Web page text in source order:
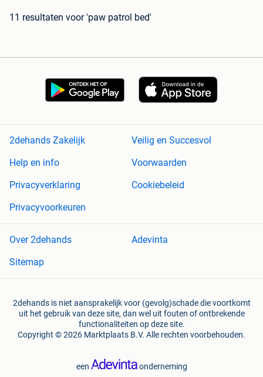
11 resultaten voor 'paw patrol bed'
2dehands Zakelijk
Veilig en Succesvol
Help en info
Voorwaarden
Privacyverklaring
Cookiebeleid
Privacyvoorkeuren
Over 2dehands
Adevinta
Sitemap
2dehands is niet aansprakelijk voor (gevolg)schade die voortkomt
uit het gebruik van deze site, dan wel uit fouten of ontbrekende
functionaliteiten op deze site.
Copyright © 2026 Marktplaats B.V. Alle rechten voorbehouden.
een onderneming